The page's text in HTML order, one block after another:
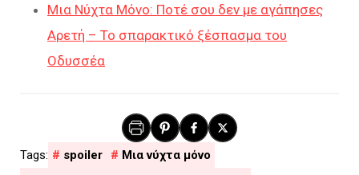
Μια Νύχτα Μόνο: Ποτέ σου δεν με αγάπησες
Αρετή – Το σπαρακτικό ξέσπασμα του
Οδυσσέα
spoiler
Μια νύχτα μόνο